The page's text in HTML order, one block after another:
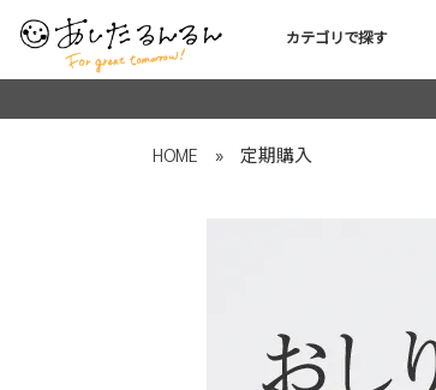
カテゴリで探す
HOME » 定期購入